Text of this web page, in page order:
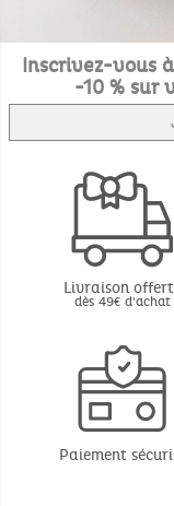
Inscrivez-vous
-10 % sur
Livraison
dès 49€ d'achat
Paiement